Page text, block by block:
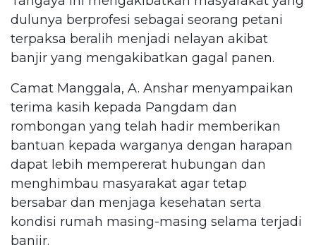
dulunya berprofesi sebagai seorang petani
terpaksa beralih menjadi nelayan akibat
banjir yang mengakibatkan gagal panen.
Camat Manggala, A. Anshar menyampaikan
terima kasih kepada Pangdam dan
rombongan yang telah hadir memberikan
bantuan kepada warganya dengan harapan
dapat lebih mempererat hubungan dan
menghimbau masyarakat agar tetap
bersabar dan menjaga kesehatan serta
kondisi rumah masing-masing selama terjadi
banjir.